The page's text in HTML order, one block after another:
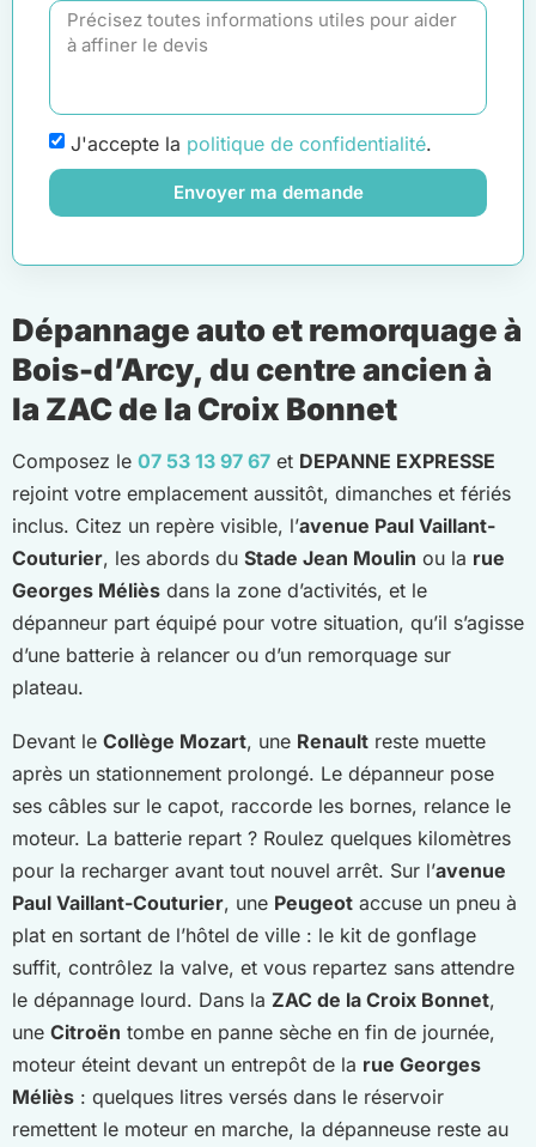
J'accepte la politique de confidentialité.
Envoyer ma demande
Dépannage auto et remorquage à
Bois-d’Arcy, du centre ancien à
la ZAC de la Croix Bonnet
Composez le 07 53 13 97 67 et DEPANNE EXPRESSE
rejoint votre emplacement aussitôt, dimanches et fériés
inclus. Citez un repère visible, l’avenue Paul Vaillant-
Couturier, les abords du Stade Jean Moulin ou la rue
Georges Méliès dans la zone d’activités, et le
dépanneur part équipé pour votre situation, qu’il s’agisse
d’une batterie à relancer ou d’un remorquage sur
plateau.
Devant le Collège Mozart, une Renault reste muette
après un stationnement prolongé. Le dépanneur pose
ses câbles sur le capot, raccorde les bornes, relance le
moteur. La batterie repart ? Roulez quelques kilomètres
pour la recharger avant tout nouvel arrêt. Sur l’avenue
Paul Vaillant-Couturier, une Peugeot accuse un pneu à
plat en sortant de l’hôtel de ville : le kit de gonflage
suffit, contrôlez la valve, et vous repartez sans attendre
le dépannage lourd. Dans la ZAC de la Croix Bonnet,
une Citroën tombe en panne sèche en fin de journée,
moteur éteint devant un entrepôt de la rue Georges
Méliès : quelques litres versés dans le réservoir
remettent le moteur en marche, la dépanneuse reste au